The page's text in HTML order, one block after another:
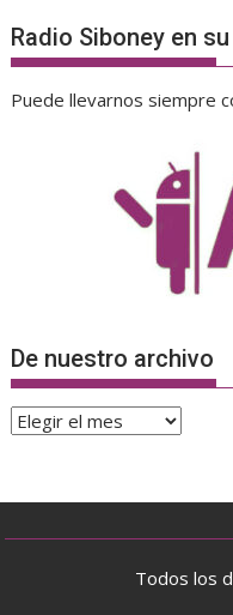
Radio Siboney en
Puede llevarnos siempre
De nuestro archivo
De
Todos los